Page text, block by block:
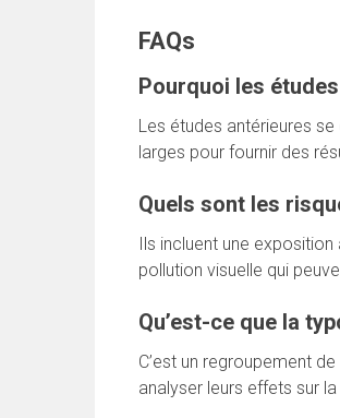
FAQs
Pourquoi les
Les études antérieures
larges pour fournir des
Quels sont les
Ils incluent une
pollution visuelle qui
Qu’est-ce que la
C’est un regroupement
analyser leurs effets sur